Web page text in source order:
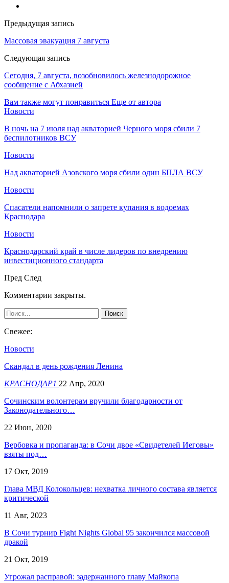
Предыдущая запись
Массовая эвакуация 7 августа
Следующая запись
Сегодня, 7 августа, возобновилось железнодорожное
сообщение с Абхазией
Вам также могут понравиться Еще от автора
Новости
В ночь на 7 июля над акваторией Черного моря сбили 7
беспилотников ВСУ
Новости
Над акваторией Азовского моря сбили один БПЛА ВСУ
Новости
Спасатели напомнили о запрете купания в водоемах
Краснодара
Новости
Краснодарский край в числе лидеров по внедрению
инвестиционного стандарта
Пред След
Комментарии закрыты.
Свежее:
Новости
Скандал в день рождения Ленина
КРАСНОДАР1 22 Апр, 2020
Сочинским волонтерам вручили благодарности от
Законодательного…
22 Июн, 2020
Вербовка и пропаганда: в Сочи двое «Свидетелей Иеговы»
взяты под…
17 Окт, 2019
Глава МВД Колокольцев: нехватка личного состава является
критической
11 Авг, 2023
В Сочи турнир Fight Nights Global 95 закончился массовой
дракой
21 Окт, 2019
Угрожал расправой: задержанного главу Майкопа